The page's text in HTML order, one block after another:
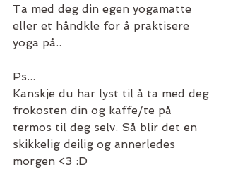
Ta med deg din egen yogamatte
eller et håndkle for å praktisere
yoga på..
Ps...
Kanskje du har lyst til å ta med deg
frokosten din og kaffe/te på
termos til deg selv. Så blir det en
skikkelig deilig og annerledes
morgen <3 :D